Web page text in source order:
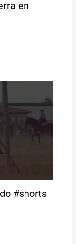
en
#shorts